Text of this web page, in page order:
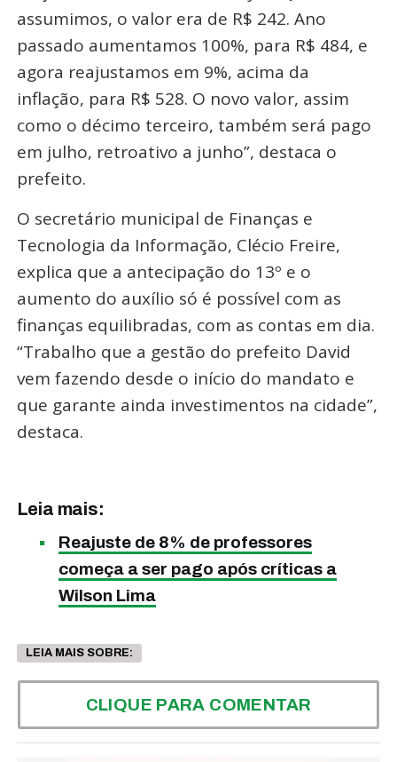
assumimos, o valor era de R$ 242. Ano
passado aumentamos 100%, para R$ 484, e
agora reajustamos em 9%, acima da
inflação, para R$ 528. O novo valor, assim
como o décimo terceiro, também será pago
em julho, retroativo a junho”, destaca o
prefeito.
O secretário municipal de Finanças e
Tecnologia da Informação, Clécio Freire,
explica que a antecipação do 13º e o
aumento do auxílio só é possível com as
finanças equilibradas, com as contas em dia.
“Trabalho que a gestão do prefeito David
vem fazendo desde o início do mandato e
que garante ainda investimentos na cidade”,
destaca.
Leia mais:
Reajuste de 8% de professores
começa a ser pago após críticas a
Wilson Lima
LEIA MAIS SOBRE:
CLIQUE PARA COMENTAR